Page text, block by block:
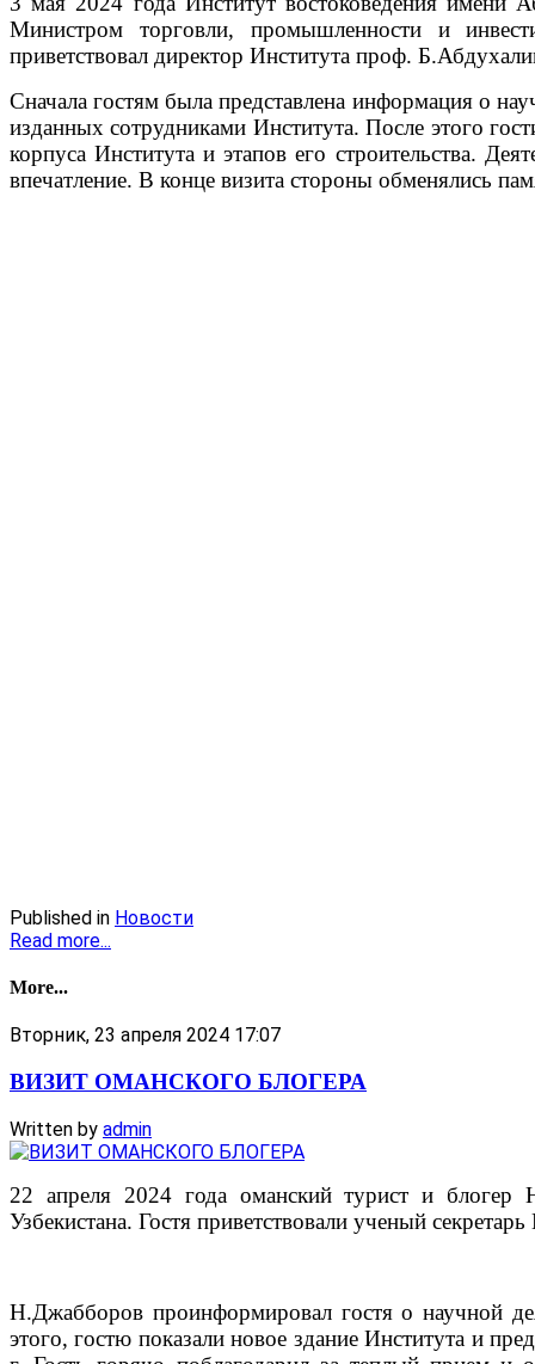
Министром торговли, промышленности и
приветствовал директор Института проф.
Сначала гостям была представлена информация о
изданных сотрудниками Института. После этого
корпуса Института и этапов его строительства.
впечатление. В конце визита стороны обменялись
Published in Новости
Read more...
More...
Вторник, 23 апреля 2024 17:07
ВИЗИТ ОМАНСКОГО БЛОГЕРА
Written by admin
22 апреля 2024 года оманский турист и блогер
Узбекистана. Гостя приветствовали ученый
Н.Джабборов проинформировал гостя о научной
этого, гостю показали новое здание Института и